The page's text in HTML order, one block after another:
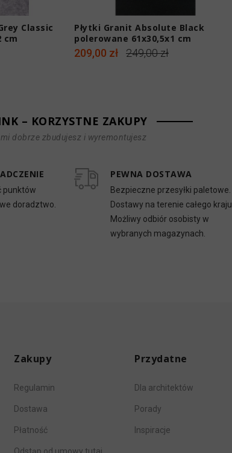
Classic
cm
Płytki Granit Absolute Black
polerowane 61x30,5x1 cm
209,00 zł 249,00 zł
– KORZYSTNE ZAKUPY
dobrze zbudujesz i wyremontujesz
punktów
doradztwo.
PEWNA DOSTAWA
Bezpieczne przesyłki paletowe.
Dostawy na terenie całego kraju.
Możliwy odbiór osobisty w
wybranych magazynach.
Zakupy
Regulamin
Dostawa
Płatność
Odstąp od umowy tutaj
Przydatne
Dla architektów
Porady
Inspiracje